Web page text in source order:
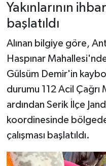
Yakınlarının
başlatıldı
Alınan bilgiye göre,
Haspınar
Gülsüm Demir'in
durumu 112 Acil
ardından Serik İlçe
koordinesinde
çalışması başlatıldı.